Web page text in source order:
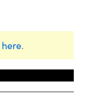
here.